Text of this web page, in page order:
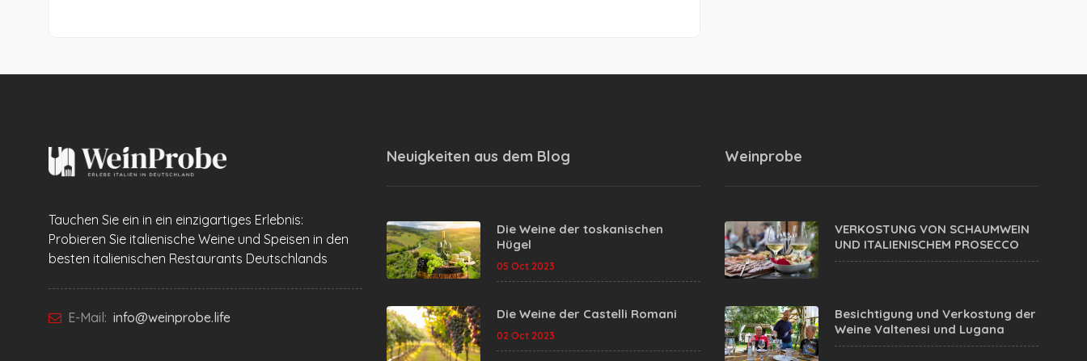
Tauchen Sie ein in ein einzigartiges Erlebnis:
Probieren Sie italienische Weine und Speisen in den
besten italienischen Restaurants Deutschlands
E-Mail: info@weinprobe.life
Neuigkeiten aus dem Blog
Die Weine der toskanischen
Hügel
05 Oct 2023
Die Weine der Castelli Romani
02 Oct 2023
Weinprobe
VERKOSTUNG VON SCHAUMWEIN
UND ITALIENISCHEM PROSECCO
Besichtigung und Verkostung der
Weine Valtenesi und Lugana